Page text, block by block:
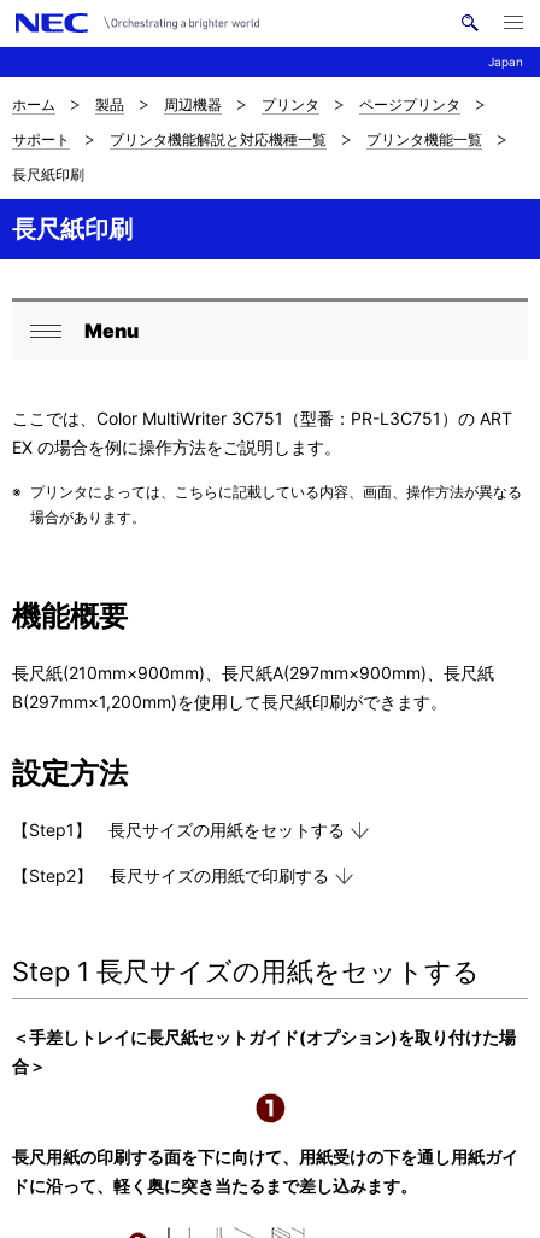
Japan
イ
検
メ
ニ
ュ
ナ
ビ
ゲ
ー
シ
ョ
サ
イ
ト
内
現
位
を
示
て
ま
す
。
ホーム 製品 周辺機器 プリンタ
ページプリンタ
サポート
プリンタ機能解説と対応機種一覧
プリンタ機能一覧
長尺紙印刷
長尺紙印刷
ロ
カ
ナ
ゲ
シ
ン
る
Menu
ここでは、Color MultiWriter 3C751（型番：PR-L3C751）の ART
EX の場合を例に操作方法をご説明します。
※ プリンタによっては、こちらに記載している内容、画面、操作方法が異なる
場合があります。
機能概要
長尺紙(210mm×900mm)、長尺紙A(297mm×900mm)、長尺紙
B(297mm×1,200mm)を使用して長尺紙印刷ができます。
設定方法
【Step1】 長尺サイズの用紙をセットする
【Step2】 長尺サイズの用紙で印刷する
Step 1 長尺サイズの用紙をセットする
＜手差しトレイに長尺紙セットガイド(オプション)を取り付けた場
合＞
長尺用紙の印刷する面を下に向けて、用紙受けの下を通し用紙ガイ
ドに沿って、軽く奥に突き当たるまで差し込みます。